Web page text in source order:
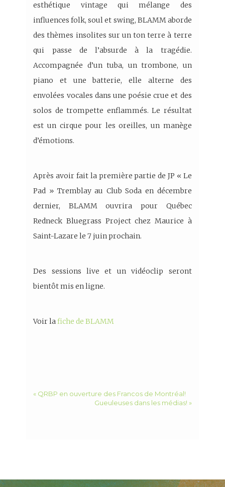
esthétique vintage qui mélange des
influences folk, soul et swing, BLAMM aborde
des thèmes insolites sur un ton terre à terre
qui passe de l’absurde à la tragédie.
Accompagnée d’un tuba, un trombone, un
piano et une batterie, elle alterne des
envolées vocales dans une poésie crue et des
solos de trompette enflammés. Le résultat
est un cirque pour les oreilles, un manège
d’émotions.
Après avoir fait la première partie de JP « Le
Pad » Tremblay au Club Soda en décembre
dernier, BLAMM ouvrira pour Québec
Redneck Bluegrass Project chez Maurice à
Saint-Lazare le 7 juin prochain.
Des sessions live et un vidéoclip seront
bientôt mis en ligne.
Voir lafiche de BLAMM
« QRBP en ouverture des Francos de Montréal!
Gueuleuses dans les médias! »